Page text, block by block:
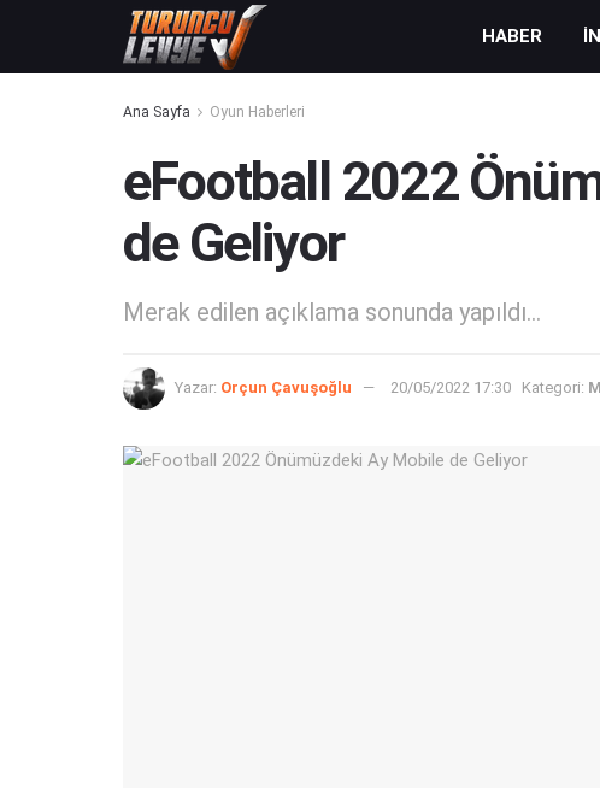
HABER
Ana Sayfa Oyun Haberleri
eFootball 2022
de Geliyor
Merak edilen açıklama sonunda yapıldı...
Yazar: Orçun Çavuşoğlu 20/05/2022 17:30 Kategori: